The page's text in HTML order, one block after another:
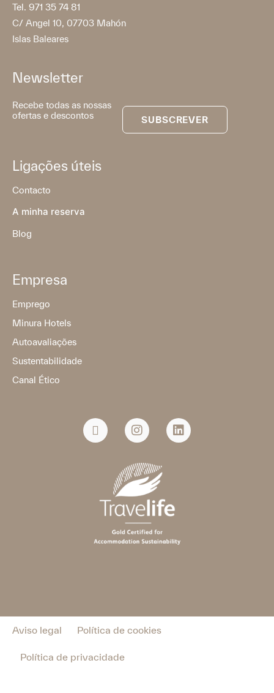
Tel. 971 35 74 81
C/ Angel 10, 07703 Mahón
Islas Baleares
Newsletter
Recebe todas as nossas
ofertas e descontos
SUBSCREVER
Ligações úteis
Contacto
A minha reserva
Blog
Empresa
Emprego
Minura Hotels
Autoavaliações
Sustentabilidade
Canal Ético
Aviso legal Política de cookies
Política de privacidade